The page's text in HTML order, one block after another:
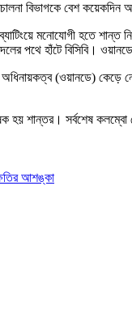
বিভাগকে বেশ
মনোযোগী হতে শান্ত
পথে হাঁটে বিসিবি।
(ওয়ানডে) কেড়ে
হয় শান্তর। সর্বশেষ
আশঙ্কা